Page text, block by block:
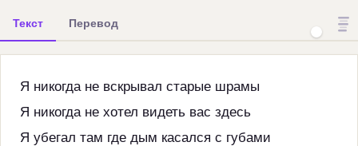
Текст Перевод
Я никогда не вскрывал старые шрамы
Я никогда не хотел видеть вас здесь
Я убегал там где дым касался с губами